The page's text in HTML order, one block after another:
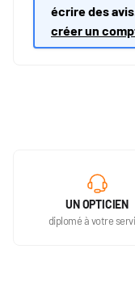
écrire des
créer un
UN OPTICIEN
diplomé à votre